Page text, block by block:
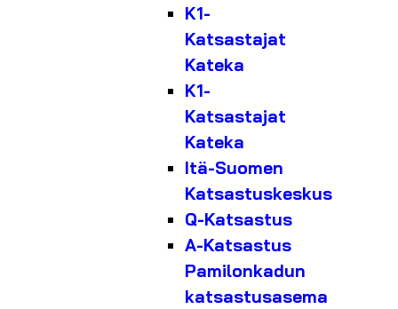
K1-
Katsastajat
Kateka
K1-
Katsastajat
Kateka
Itä-Suomen
Katsastuskeskus
Q-Katsastus
A-Katsastus
Pamilonkadun
katsastusasema